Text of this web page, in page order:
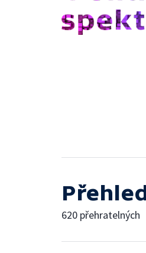
620 přehratelných